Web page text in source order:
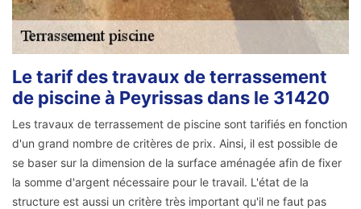
Le tarif des travaux de terrassement
de piscine à Peyrissas dans le 31420
Les travaux de terrassement de piscine sont tarifiés en fonction
d'un grand nombre de critères de prix. Ainsi, il est possible de
se baser sur la dimension de la surface aménagée afin de fixer
la somme d'argent nécessaire pour le travail. L'état de la
structure est aussi un critère très important qu'il ne faut pas